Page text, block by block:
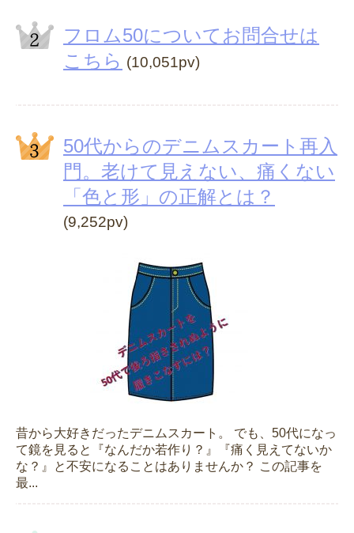
フロム50についてお問合せは
こちら (10,051pv)
50代からのデニムスカート再入
門。老けて見えない、痛くない
「色と形」の正解とは？
(9,252pv)
昔から大好きだったデニムスカート。 でも、50代になっ
て鏡を見ると『なんだか若作り？』『痛く見えてないか
な？』と不安になることはありませんか？ この記事を
最...